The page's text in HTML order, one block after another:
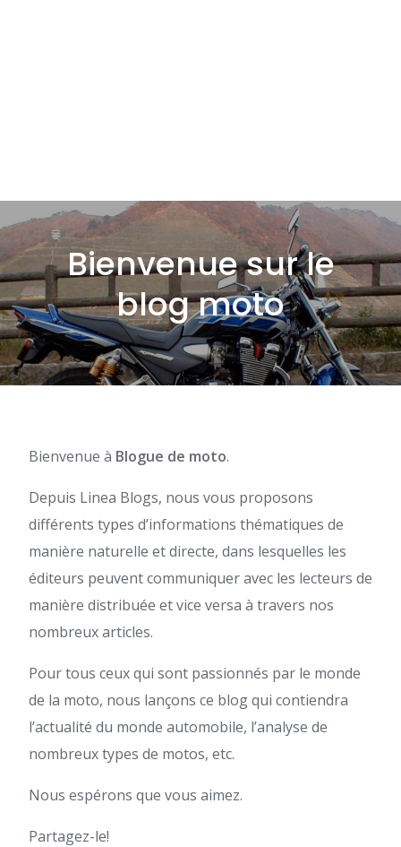
Bienvenue sur le
blog moto
Bienvenue à Blogue de moto.
Depuis Linea Blogs, nous vous proposons
différents types d’informations thématiques de
manière naturelle et directe, dans lesquelles les
éditeurs peuvent communiquer avec les lecteurs de
manière distribuée et vice versa à travers nos
nombreux articles.
Pour tous ceux qui sont passionnés par le monde
de la moto, nous lançons ce blog qui contiendra
l’actualité du monde automobile, l’analyse de
nombreux types de motos, etc.
Nous espérons que vous aimez.
Partagez-le!